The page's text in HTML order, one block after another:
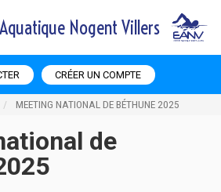
Nogent Villers
CRÉER UN COMPTE
MEETING NATIONAL DE BÉTHUNE 2025
de